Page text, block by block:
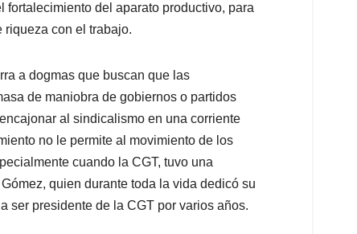
del aparato productivo, para
con el trabajo.
a dogmas que buscan que las
de maniobra de gobiernos o partidos
al sindicalismo en una corriente
no le permite al movimiento de los
cuando la CGT, tuvo una
quien durante toda la vida dedicó su
presidente de la CGT por varios años.